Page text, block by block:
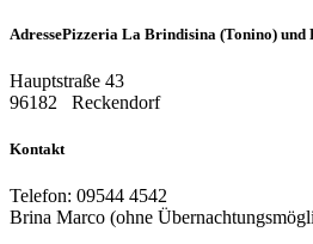
AdressePizzeria La Brindisina (Tonino) und
Hauptstraße 43
96182
Reckendorf
Kontakt
Telefon: 09544 4542
Brina Marco (ohne